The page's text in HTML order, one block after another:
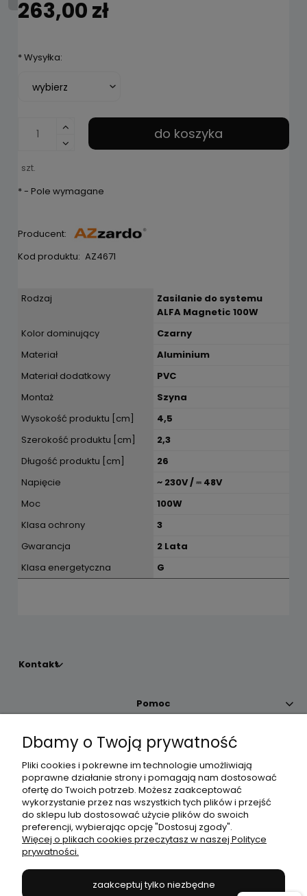
263,00 zł
*Wysyłka:
szt.
do koszyka
*- Pole wymagane
Producent:
Kod produktu: AZ4671
Rodzaj
Zasilanie do systemu
ALFA Magnetic 100W
Kolor dominujący
Czarny
Materiał
Aluminium
Materiał dodatkowy
PVC
Montaż
Szyna
Wysokość produktu [cm]
4,5
Szerokość produktu [cm]
2,3
Długość produktu [cm]
26
Napięcie
~ 230V / ⎓ 48V
Moc
100W
Klasa ochrony
3
Gwarancja
2 Lata
Klasa energetyczna
G
Kontakt
Pomoc
Moje konto
Płatności i dostawa
Informacje
Dbamy o Twoją prywatność
Pliki cookies i pokrewne im technologie umożliwiają
poprawne działanie strony i pomagają nam dostosować
ofertę do Twoich potrzeb. Możesz zaakceptować
wykorzystanie przez nas wszystkich tych plików i przejść
do sklepu lub dostosować użycie plików do swoich
preferencji, wybierając opcję "Dostosuj zgody".
Więcej o plikach cookies przeczytasz w naszej Polityce
prywatności.
zaakceptuj tylko niezbędne